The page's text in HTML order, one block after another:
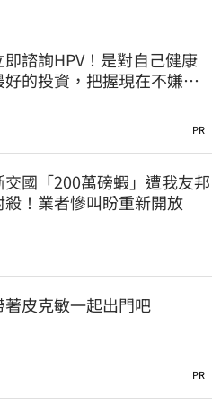
即諮詢HPV！是對自己健康
好的投資，把握現在不嫌
PR
交國「200萬磅蝦」遭我友邦
殺！業者慘叫盼重新開放
著皮克敏一起出門吧
PR